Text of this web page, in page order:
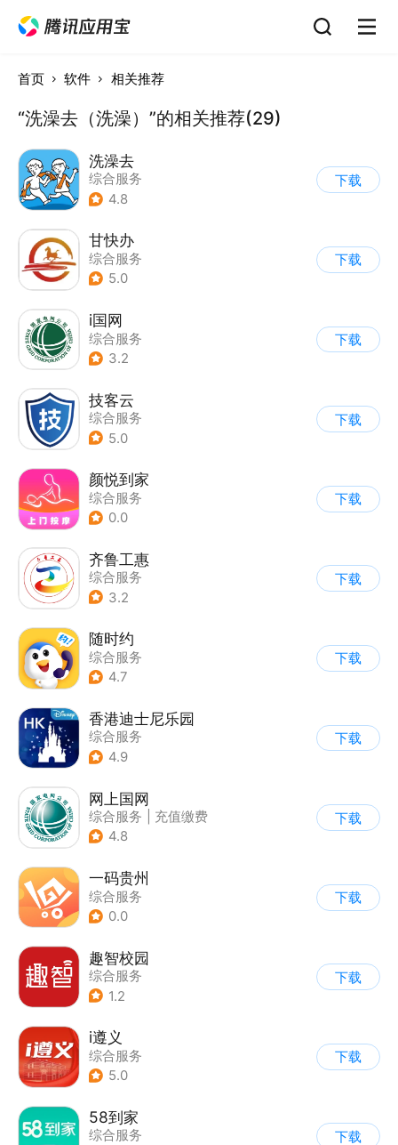
首页 软件 相关推荐
“洗澡去（洗澡）”的相关推荐(29)
洗澡去
综合服务
4.8
下载
甘快办
综合服务
5.0
下载
i国网
综合服务
3.2
下载
技客云
综合服务
5.0
下载
颜悦到家
综合服务
0.0
下载
齐鲁工惠
综合服务
3.2
下载
随时约
综合服务
4.7
下载
香港迪士尼乐园
综合服务
4.9
下载
网上国网
综合服务
充值缴费
4.8
下载
一码贵州
综合服务
0.0
下载
趣智校园
综合服务
1.2
下载
i遵义
综合服务
5.0
下载
58到家
综合服务
下载